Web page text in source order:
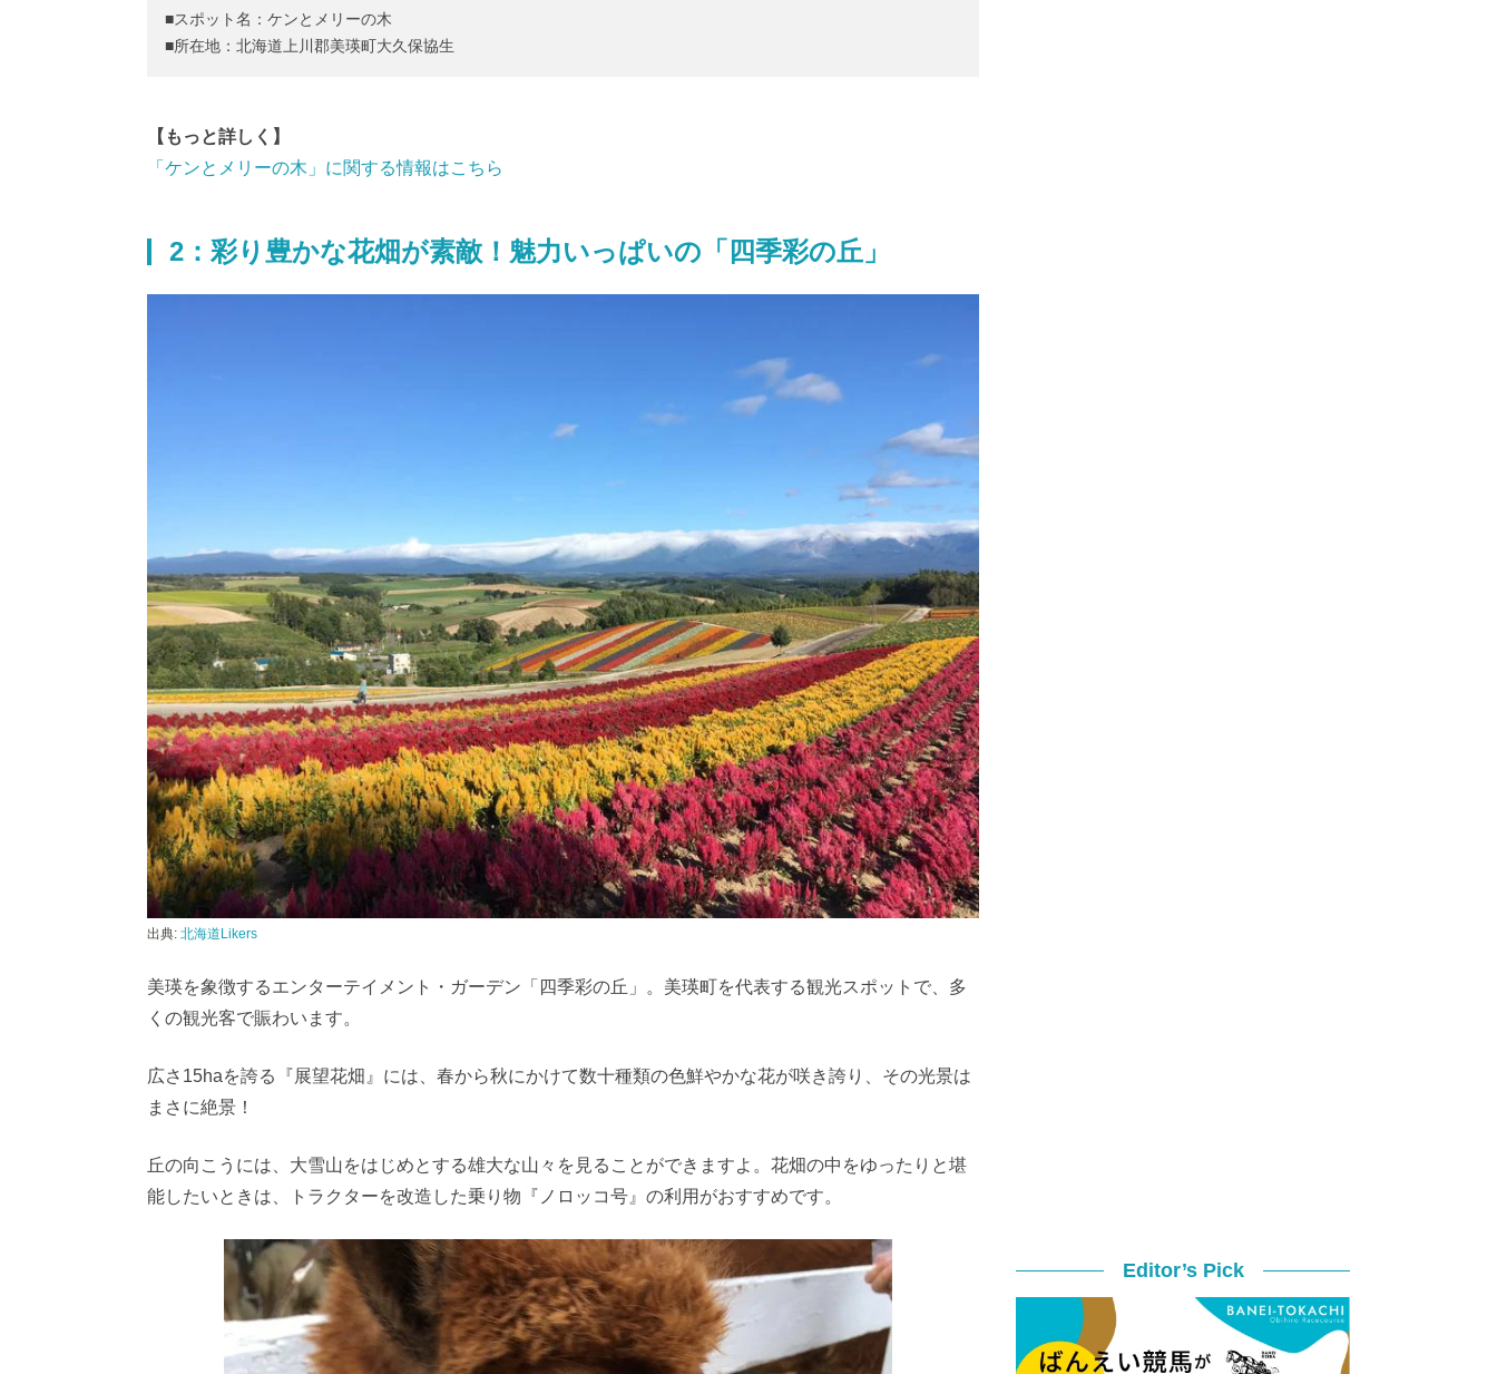
■スポット名：ケンとメリーの木
■所在地：北海道上川郡美瑛町大久保協生
【もっと詳しく】
「ケンとメリーの木」に関する情報はこちら
2：彩り豊かな花畑が素敵！魅力いっぱいの「四季彩の丘」
出典: 北海道Likers
美瑛を象徴するエンターテイメント・ガーデン「四季彩の丘」。美瑛町を代表する観光スポットで、多
くの観光客で賑わいます。
広さ15haを誇る『展望花畑』には、春から秋にかけて数十種類の色鮮やかな花が咲き誇り、その光景は
まさに絶景！
丘の向こうには、大雪山をはじめとする雄大な山々を見ることができますよ。花畑の中をゆったりと堪
能したいときは、トラクターを改造した乗り物『ノロッコ号』の利用がおすすめです。
Editor’s Pick